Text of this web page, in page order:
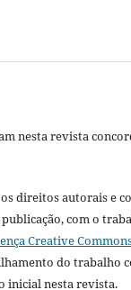
nesta revista
direitos autorais e
com o
Creative
do trabalho
inicial nesta revista.